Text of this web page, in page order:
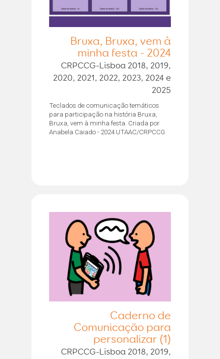
Bruxa, Bruxa, vem à
minha festa - 2024
CRPCCG-Lisboa 2018, 2019,
2020, 2021, 2022, 2023, 2024 e
2025
Teclados de comunicação temáticos
para participação na história Bruxa,
Bruxa, vem à minha festa. Criada por
Anabela Caiado - 2024 UTAAC/CRPCCG
Caderno de
Comunicação para
personalizar (1)
CRPCCG-Lisboa 2018, 2019,